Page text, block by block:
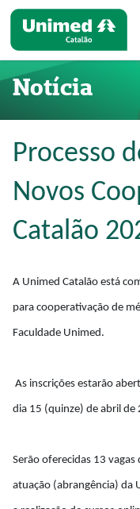
Notícia
Processo
Novos
Catalão
A Unimed Catalão está
para cooperativação de
Faculdade Unimed.
As inscrições estarão
dia 15 (quinze) de abril de
Serão oferecidas 13 vagas
atuação (abrangência) da